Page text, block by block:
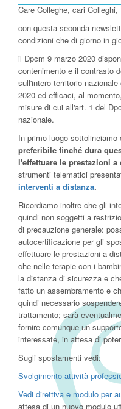
Care Colleghe, cari Colleghi,
con questa seconda
condizioni che di giorno in
il Dpcm 9 marzo 2020
contenimento e il contrasto
sull'intero territorio
2020 ed efficaci, al
misure di cui all'art. 1 del
nazionale.
In primo luogo
preferibile finché dura
l'effettuare le prestazioni a
strumenti telematici
interventi a distanza.
Ricordiamo inoltre che gli
quindi non soggetti a
di precauzione generale:
autocertificazione per gli
effettuare le prestazioni a
che nelle terapie con i
la distanza di sicurezza e
fatto un assembramento e
quindi necessario
trattamento; sarà
fornire comunque un
interessate, in attesa di
Sugli spostamenti vedi:
Svolgimento attività
Vedi direttiva e modulo per
attesa di un nuovo modulo